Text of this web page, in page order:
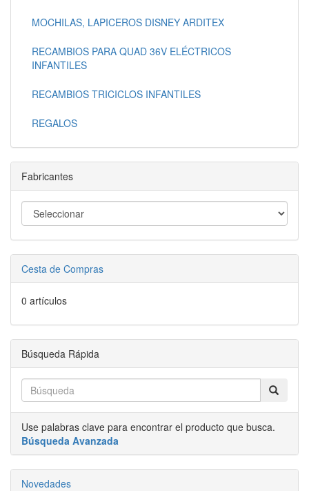
MOCHILAS, LAPICEROS DISNEY ARDITEX
RECAMBIOS PARA QUAD 36V ELÉCTRICOS
INFANTILES
RECAMBIOS TRICICLOS INFANTILES
REGALOS
Fabricantes
Cesta de Compras
0 artículos
Búsqueda Rápida
Use palabras clave para encontrar el producto que busca.
Búsqueda Avanzada
Novedades